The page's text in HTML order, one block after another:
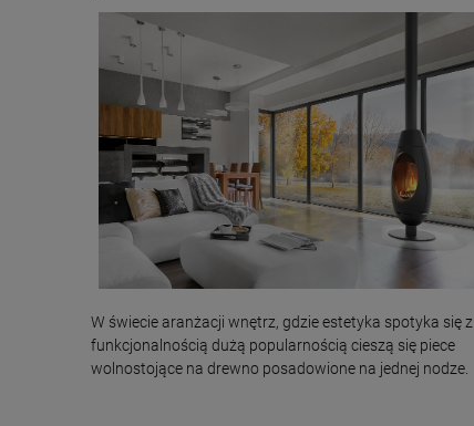
W świecie aranżacji wnętrz, gdzie estetyka spotyka się z
funkcjonalnością dużą popularnością cieszą się piece
wolnostojące na drewno posadowione na jednej nodze.